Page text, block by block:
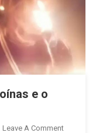
e o
Leave A Comment